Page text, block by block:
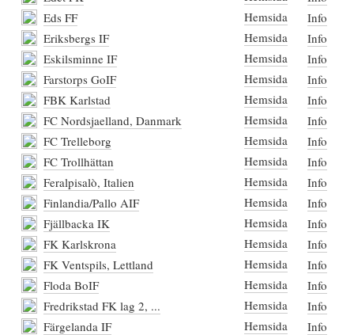
Eds FF
Hemsida
Info
Eriksbergs IF
Hemsida
Info
Eskilsminne IF
Hemsida
Info
Farstorps GoIF
Hemsida
Info
FBK Karlstad
Hemsida
Info
FC Nordsjaelland, Danmark
Hemsida
Info
FC Trelleborg
Hemsida
Info
FC Trollhättan
Hemsida
Info
Feralpisalò, Italien
Hemsida
Info
Finlandia/Pallo AIF
Hemsida
Info
Fjällbacka IK
Hemsida
Info
FK Karlskrona
Hemsida
Info
FK Ventspils, Lettland
Hemsida
Info
Floda BoIF
Hemsida
Info
Fredrikstad FK lag 2, ...
Hemsida
Info
Färgelanda IF
Hemsida
Info